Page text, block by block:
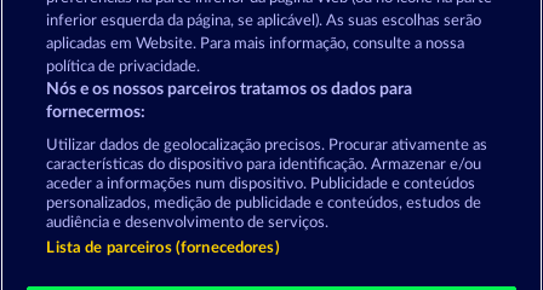
Declaração de Privacidade Marca
Empresa Perguntas frequentes Facebook
Enviar pedido de rescisão
inferior esquerda da página, se aplicável). As suas escolhas serão
aplicadas em Website. Para mais informação, consulte a nossa
política de privacidade.
Nós e os nossos parceiros tratamos os dados para
fornecermos:
Utilizar dados de geolocalização precisos. Procurar ativamente as
características do dispositivo para identificação. Armazenar e/ou
aceder a informações num dispositivo. Publicidade e conteúdos
personalizados, medição de publicidade e conteúdos, estudos de
audiência e desenvolvimento de serviços.
Lista de parceiros (fornecedores)